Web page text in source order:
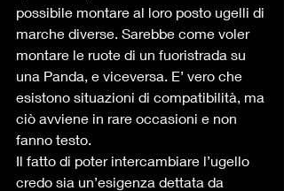
possibile montare al loro posto ugelli di
marche diverse. Sarebbe come voler
montare le ruote di un fuoristrada su
una Panda, e viceversa. E’ vero che
esistono situazioni di compatibilità, ma
ciò avviene in rare occasioni e non
fanno testo.
Il fatto di poter intercambiare l’ugello
credo sia un’esigenza dettata da